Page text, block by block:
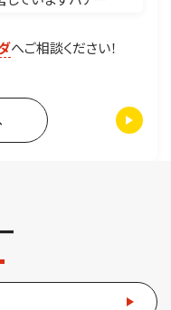
へご相談ください！